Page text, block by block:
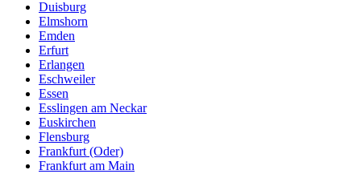
Duisburg
Elmshorn
Emden
Erfurt
Erlangen
Eschweiler
Essen
Esslingen am Neckar
Euskirchen
Flensburg
Frankfurt (Oder)
Frankfurt am Main